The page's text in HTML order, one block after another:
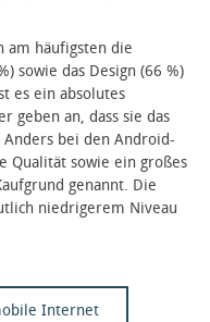
am häufigsten die
sowie das Design (66 %)
es ein absolutes
geben an, dass sie das
bei den Android-
Qualität sowie ein großes
genannt. Die
niedrigerem Niveau
Internet